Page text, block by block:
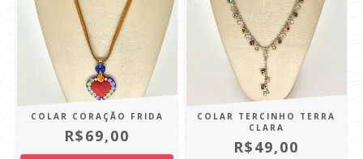
COLAR CORAÇÃO FRIDA
R$69,00
COLAR TERCINHO TERRA
CLARA
R$49,00